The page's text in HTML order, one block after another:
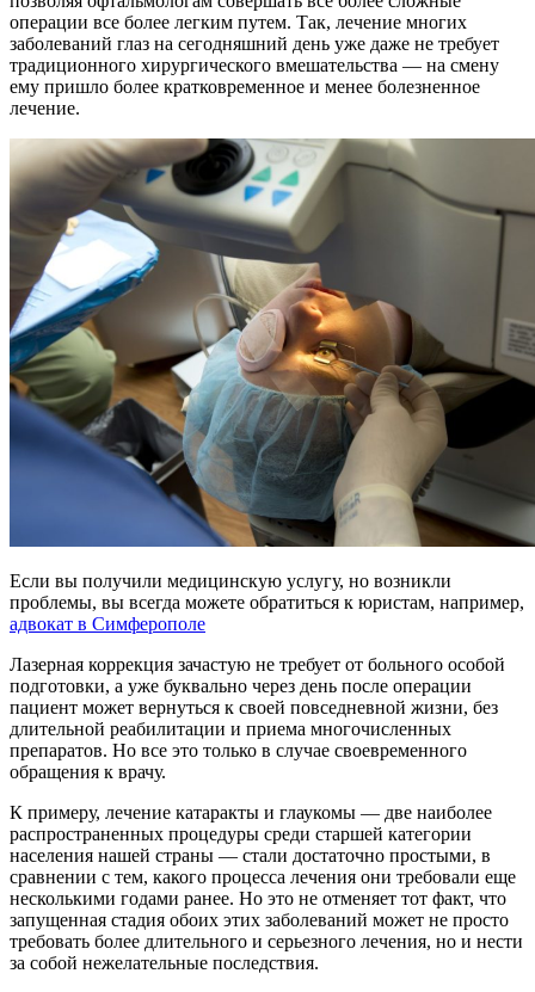
операции все более легким путем. Так, лечение многих
заболеваний глаз на сегодняшний день уже даже не требует
традиционного хирургического вмешательства — на смену
ему пришло более кратковременное и менее болезненное
лечение.
Если вы получили медицинскую услугу, но возникли
проблемы, вы всегда можете обратиться к юристам, например,
адвокат в Симферополе
Лазерная коррекция зачастую не требует от больного особой
подготовки, а уже буквально через день после операции
пациент может вернуться к своей повседневной жизни, без
длительной реабилитации и приема многочисленных
препаратов. Но все это только в случае своевременного
обращения к врачу.
К примеру, лечение катаракты и глаукомы — две наиболее
распространенных процедуры среди старшей категории
населения нашей страны — стали достаточно простыми, в
сравнении с тем, какого процесса лечения они требовали еще
несколькими годами ранее. Но это не отменяет тот факт, что
запущенная стадия обоих этих заболеваний может не просто
требовать более длительного и серьезного лечения, но и нести
за собой нежелательные последствия.